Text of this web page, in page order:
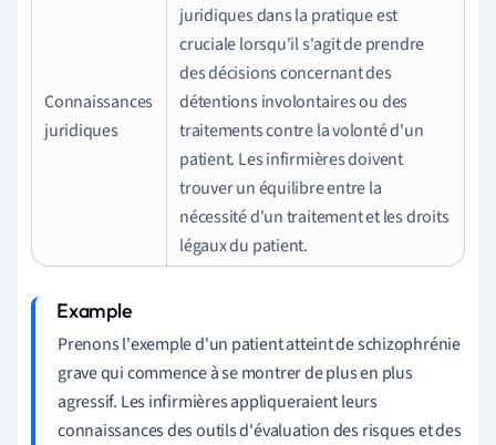
Connaissances
juridiques
juridiques dans la pratique est
cruciale lorsqu'il s'agit de prendre
des décisions concernant des
détentions involontaires ou des
traitements contre la volonté d'un
patient. Les infirmières doivent
trouver un équilibre entre la
nécessité d'un traitement et les droits
légaux du patient.
Prenons l'exemple d'un patient atteint de schizophrénie
grave qui commence à se montrer de plus en plus
agressif. Les infirmières appliqueraient leurs
connaissances des outils d'évaluation des risques et des